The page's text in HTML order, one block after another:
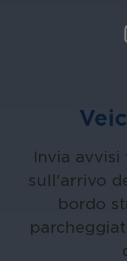
Invia
sull'arrivo
bordo